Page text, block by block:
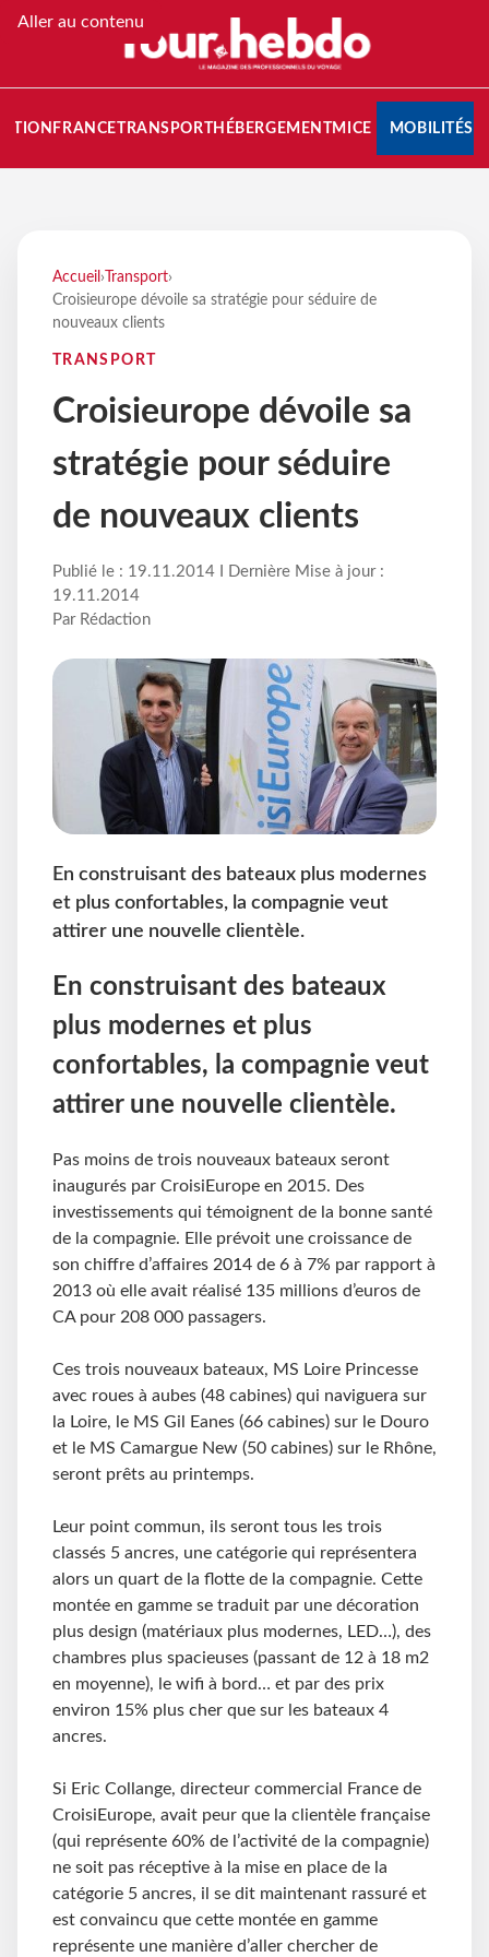
Aller au contenu
FRANCETRANSPORT HÉBERGEMENTMICE MOBILITÉS
Accueil › Transport›
Croisieurope dévoile sa stratégie pour séduire de
nouveaux clients
TRANSPORT
Croisieurope dévoile sa
stratégie pour séduire
de nouveaux clients
Publié le : 19.11.2014 I Dernière Mise à jour :
19.11.2014
Par Rédaction
En construisant des bateaux plus modernes
et plus confortables, la compagnie veut
attirer une nouvelle clientèle.
En construisant des bateaux
plus modernes et plus
confortables, la compagnie veut
attirer une nouvelle clientèle.
Pas moins de trois nouveaux bateaux seront
inaugurés par CroisiEurope en 2015. Des
investissements qui témoignent de la bonne santé
de la compagnie. Elle prévoit une croissance de
son chiffre d’affaires 2014 de 6 à 7% par rapport à
2013 où elle avait réalisé 135 millions d’euros de
CA pour 208 000 passagers.
Ces trois nouveaux bateaux, MS Loire Princesse
avec roues à aubes (48 cabines) qui naviguera sur
la Loire, le MS Gil Eanes (66 cabines) sur le Douro
et le MS Camargue New (50 cabines) sur le Rhône,
seront prêts au printemps.
Leur point commun, ils seront tous les trois
classés 5 ancres, une catégorie qui représentera
alors un quart de la flotte de la compagnie. Cette
montée en gamme se traduit par une décoration
plus design (matériaux plus modernes, LED…), des
chambres plus spacieuses (passant de 12 à 18 m2
en moyenne), le wifi à bord… et par des prix
environ 15% plus cher que sur les bateaux 4
ancres.
Si Eric Collange, directeur commercial France de
CroisiEurope, avait peur que la clientèle française
(qui représente 60% de l’activité de la compagnie)
ne soit pas réceptive à la mise en place de la
catégorie 5 ancres, il se dit maintenant rassuré et
est convaincu que cette montée en gamme
représente une manière d’aller chercher de